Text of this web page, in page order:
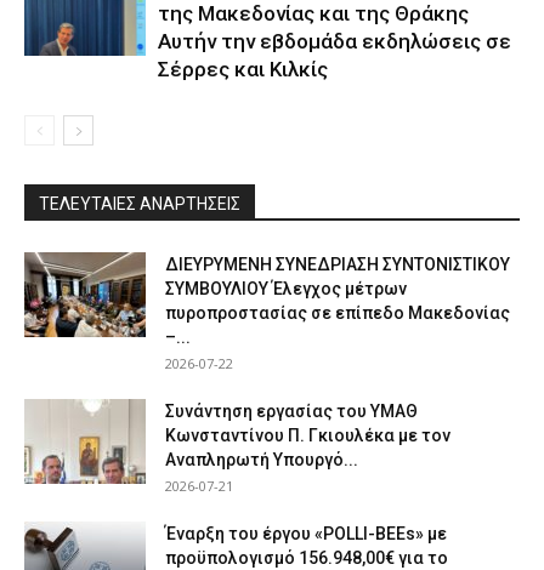
της Μακεδονίας και της Θράκης
Αυτήν την εβδομάδα εκδηλώσεις σε
Σέρρες και Κιλκίς
ΤΕΛΕΥΤΑΙΕΣ ΑΝΑΡΤΗΣΕΙΣ
ΔΙΕΥΡΥΜΕΝΗ ΣΥΝΕΔΡΙΑΣΗ ΣΥΝΤΟΝΙΣΤΙΚΟΥ
ΣΥΜΒΟΥΛΙΟΥ Έλεγχος μέτρων
πυροπροστασίας σε επίπεδο Μακεδονίας
–...
2026-07-22
Συνάντηση εργασίας του ΥΜΑΘ
Κωνσταντίνου Π. Γκιουλέκα με τον
Αναπληρωτή Υπουργό...
2026-07-21
Έναρξη του έργου «POLLI-BEEs» με
προϋπολογισμό 156.948,00€ για το